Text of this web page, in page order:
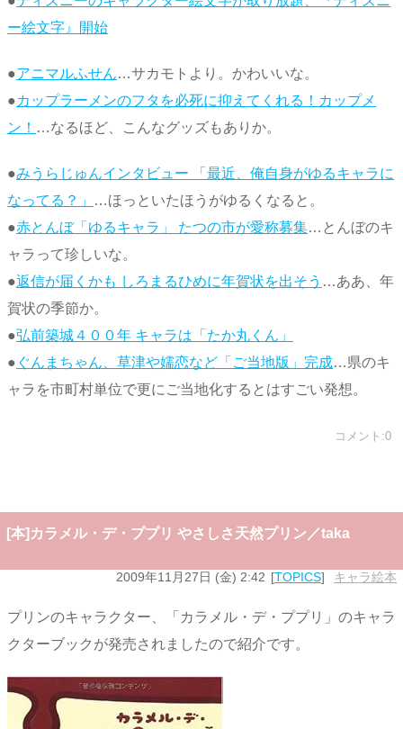
ー絵文字』開始
●アニマルふせん…サカモトより。かわいいな。
●カップラーメンのフタを必死に抑えてくれる！カップメ
ン！ …なるほど、こんなグッズもありか。
●みうらじゅんインタビュー 「最近、俺自身がゆるキャラに
なってる？」
…ほっといたほうがゆるくなると。
●赤とんぼ「ゆるキャラ」 たつの市が愛称募集…とんぼのキ
ャラって珍しいな。
●返信が届くかも しろまるひめに年賀状を出そう …ああ、年
賀状の季節か。
●弘前築城４００年 キャラは「たか丸くん」
● ぐんまちゃん、草津や嬬恋など「ご当地版」完成…県のキ
ャラを市町村単位で更にご当地化するとはすごい発想。
コメント:0
[本]カラメル・デ・ププリ やさしさ天然プリン／taka
2009年11月27日 (金) 2:42 TOPICS キャラ絵本
プリンのキャラクター、「カラメル・デ・ププリ」のキャラ
クターブックが発売されましたので紹介です。